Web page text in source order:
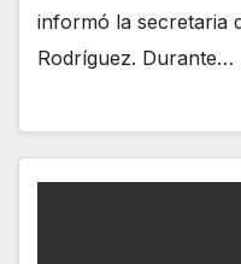
informó la secretaria
Rodríguez. Durante…